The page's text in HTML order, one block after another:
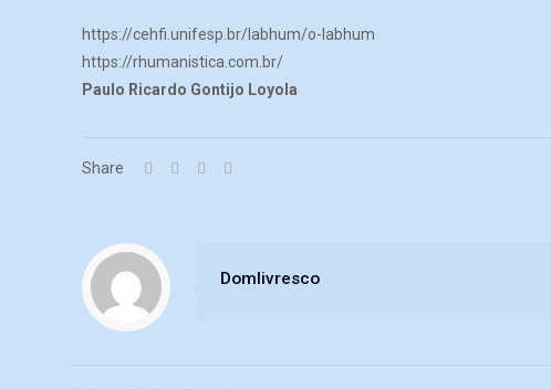
https://cehfi.unifesp.br/labhum/o-labhum
https://rhumanistica.com.br/
Paulo Ricardo Gontijo Loyola
Share
Domlivresco